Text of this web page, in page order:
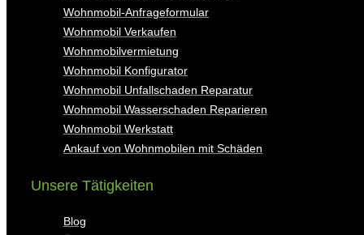
Wohnmobil-Anfrageformular
Wohnmobil Verkaufen
Wohnmobilvermietung
Wohnmobil Konfigurator
Wohnmobil Unfallschaden Reparatur
Wohnmobil Wasserschaden Reparieren
Wohnmobil Werkstatt
Ankauf von Wohnmobilen mit Schäden
Unsere Tätigkeiten
Blog